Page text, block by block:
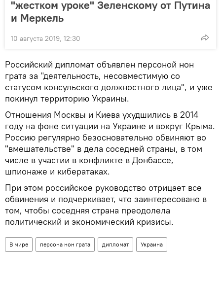
"жестком уроке" Зеленскому от Путина
и Меркель
10 августа 2019, 12:30
Российский дипломат объявлен персоной нон
грата за "деятельность, несовместимую со
статусом консульского должностного лица", и уже
покинул территорию Украины.
Отношения Москвы и Киева ухудшились в 2014
году на фоне ситуации на Украине и вокруг Крыма.
Россию регулярно безосновательно обвиняют во
"вмешательстве" в дела соседней страны, в том
числе в участии в конфликте в Донбассе,
шпионаже и кибератаках.
При этом российское руководство отрицает все
обвинения и подчеркивает, что заинтересовано в
том, чтобы соседняя страна преодолела
политический и экономический кризисы.
В мире персона нон грата дипломат Украина